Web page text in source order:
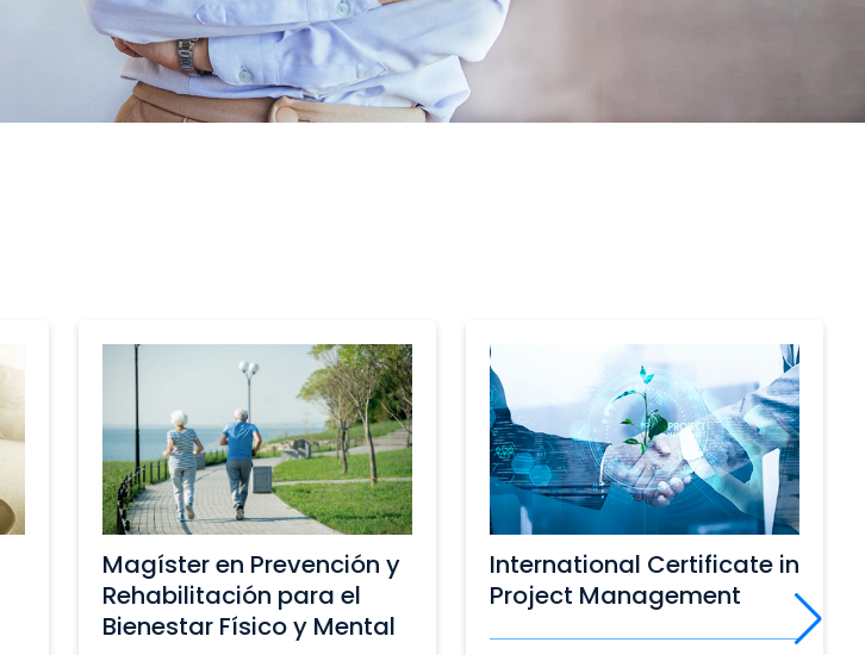
International Certificate in
Project Management
Magíster en Dirección de
Operaciones y Logística